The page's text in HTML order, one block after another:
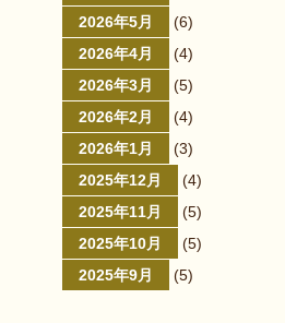
2026年5月
(6)
2026年4月
(4)
2026年3月
(5)
2026年2月
(4)
2026年1月
(3)
2025年12月
(4)
2025年11月
(5)
2025年10月
(5)
2025年9月
(5)